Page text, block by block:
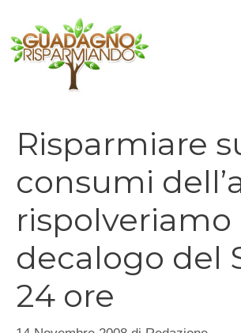
contenuto
Risparmiare
consumi
rispolveriamo
decalogo del
24 ore